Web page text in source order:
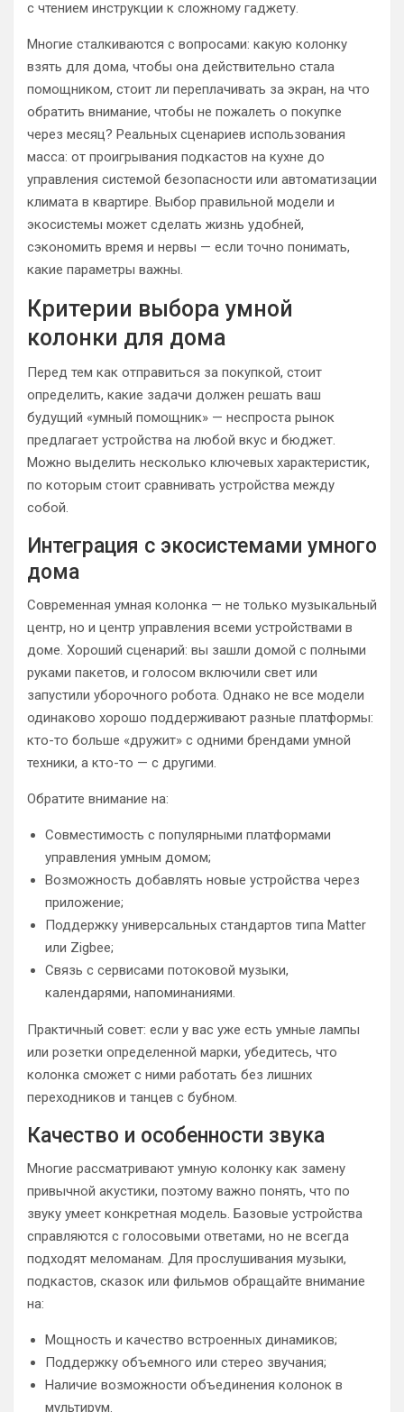
с чтением инструкции к сложному гаджету.
Многие сталкиваются с вопросами: какую колонку
взять для дома, чтобы она действительно стала
помощником, стоит ли переплачивать за экран, на что
обратить внимание, чтобы не пожалеть о покупке
через месяц? Реальных сценариев использования
масса: от проигрывания подкастов на кухне до
управления системой безопасности или автоматизации
климата в квартире. Выбор правильной модели и
экосистемы может сделать жизнь удобней,
сэкономить время и нервы — если точно понимать,
какие параметры важны.
Критерии выбора умной
колонки для дома
Перед тем как отправиться за покупкой, стоит
определить, какие задачи должен решать ваш
будущий «умный помощник» — неспроста рынок
предлагает устройства на любой вкус и бюджет.
Можно выделить несколько ключевых характеристик,
по которым стоит сравнивать устройства между
собой.
Интеграция с экосистемами умного
дома
Современная умная колонка — не только музыкальный
центр, но и центр управления всеми устройствами в
доме. Хороший сценарий: вы зашли домой с полными
руками пакетов, и голосом включили свет или
запустили уборочного робота. Однако не все модели
одинаково хорошо поддерживают разные платформы:
кто-то больше «дружит» с одними брендами умной
техники, а кто-то — с другими.
Обратите внимание на:
Совместимость с популярными платформами
управления умным домом;
Возможность добавлять новые устройства через
приложение;
Поддержку универсальных стандартов типа Matter
или Zigbee;
Связь с сервисами потоковой музыки,
календарями, напоминаниями.
Практичный совет: если у вас уже есть умные лампы
или розетки определенной марки, убедитесь, что
колонка сможет с ними работать без лишних
переходников и танцев с бубном.
Качество и особенности звука
Многие рассматривают умную колонку как замену
привычной акустики, поэтому важно понять, что по
звуку умеет конкретная модель. Базовые устройства
справляются с голосовыми ответами, но не всегда
подходят меломанам. Для прослушивания музыки,
подкастов, сказок или фильмов обращайте внимание
на:
Мощность и качество встроенных динамиков;
Поддержку объемного или стерео звучания;
Наличие возможности объединения колонок в
мультирум.